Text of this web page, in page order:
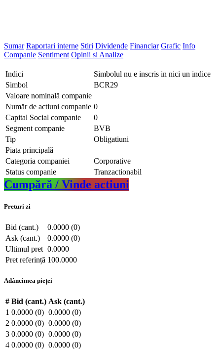
Sumar Raportari interne Stiri Dividende Financiar Grafic Info
Companie Sentiment Opinii si Analize
Indici
Simbolul nu e inscris in nici un indice
Simbol
BCR29
Valoare nominală companie
Număr de actiuni companie 0
Capital Social companie
0
Segment companie
BVB
Tip
Obligatiuni
Piata principală
Categoria companiei
Corporative
Status companie
Tranzactionabil
Cumpără / Vinde actiuni
Preturi zi
Bid (cant.)
0.0000 (0)
Ask (cant.)
0.0000 (0)
Ultimul pret 0.0000
Pret referință 100.0000
Adâncimea pieței
# Bid (cant.) Ask (cant.)
1 0.0000 (0) 0.0000 (0)
2 0.0000 (0) 0.0000 (0)
3 0.0000 (0) 0.0000 (0)
4 0.0000 (0) 0.0000 (0)